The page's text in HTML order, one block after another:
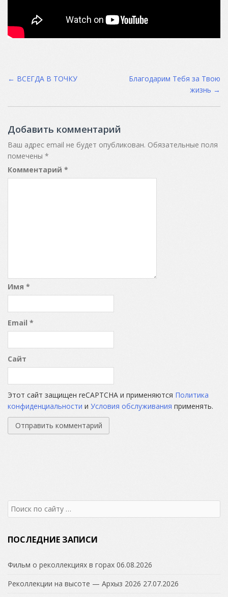
Post
navigation
← ВСЕГДА В ТОЧКУ
Благодарим Тебя за Твою
жизнь →
Добавить комментарий
Ваш адрес email не будет опубликован. Обязательные поля
помечены *
Комментарий *
Имя *
Email *
Сайт
Этот сайт защищен reCAPTCHA и применяются Политика
конфиденциальности и Условия обслуживания применять.
Search
for:
ПОСЛЕДНИЕ ЗАПИСИ
Фильм о реколлекциях в горах 06.08.2026
Реколлекции на высоте — Архыз 2026 27.07.2026